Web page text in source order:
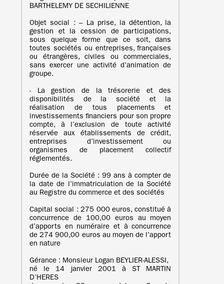
BARTHELEMY DE SECHILIENNE
Objet social : – La prise, la détention, la
gestion et la cession de participations,
sous quelque forme que ce soit, dans
toutes sociétés ou entreprises, françaises
ou étrangères, civiles ou commerciales,
sans exercer une activité d’animation de
groupe.
- La gestion de la trésorerie et des
disponibilités de la société et la
réalisation de tous placements et
investissements financiers pour son propre
compte, à l’exclusion de toute activité
réservée aux établissements de crédit,
entreprises d’investissement ou
organismes de placement collectif
réglementés.
Durée de la Société : 99 ans à compter de
la date de l’immatriculation de la Société
au Registre du commerce et des sociétés
Capital social : 275 000 euros, constitué à
concurrence de 100,00 euros au moyen
d’apports en numéraire et à concurrence
de 274 900,00 euros au moyen de l’apport
en nature
Gérance : Monsieur Logan BEYLIER-ALESSI,
né le 14 janvier 2001 à ST MARTIN
D’HERES